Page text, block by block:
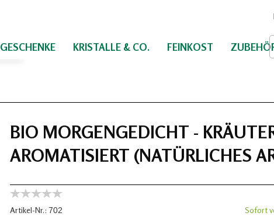
GESCHENKE KRISTALLE & CO. FEINKOST
BIO MORGENGEDICHT -
AROMATISIERT (NATÜRLICHES
Artikel-Nr.: 702 Sofort